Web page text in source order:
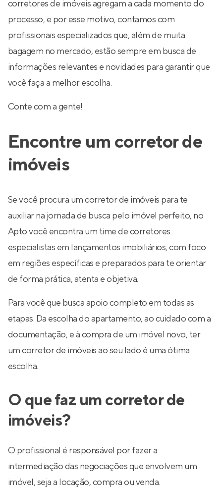
corretores de imóveis agregam a cada momento do
processo, e por esse motivo, contamos com
profissionais especializados que, além de muita
bagagem no mercado, estão sempre em busca de
informações relevantes e novidades para garantir que
você faça a melhor escolha.
Conte com a gente!
Encontre um corretor de
imóveis
Se você procura um corretor de imóveis para te
auxiliar na jornada de busca pelo imóvel perfeito, no
Apto você encontra um time de corretores
especialistas em lançamentos imobiliários, com foco
em regiões específicas e preparados para te orientar
de forma prática, atenta e objetiva.
Para você que busca apoio completo em todas as
etapas. Da escolha do apartamento, ao cuidado com a
documentação, e à compra de um imóvel novo, ter
um corretor de imóveis ao seu lado é uma ótima
escolha.
O que faz um corretor de
imóveis?
O profissional é responsável por fazer a
intermediação das negociações que envolvem um
imóvel, seja a locação, compra ou venda.